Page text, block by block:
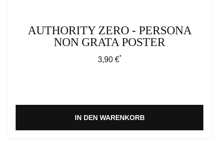
AUTHORITY ZERO - PERSONA
NON GRATA POSTER
Regulärer Preis:
3,90 €*
IN DEN WARENKORB